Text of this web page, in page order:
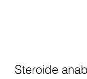
Steroide